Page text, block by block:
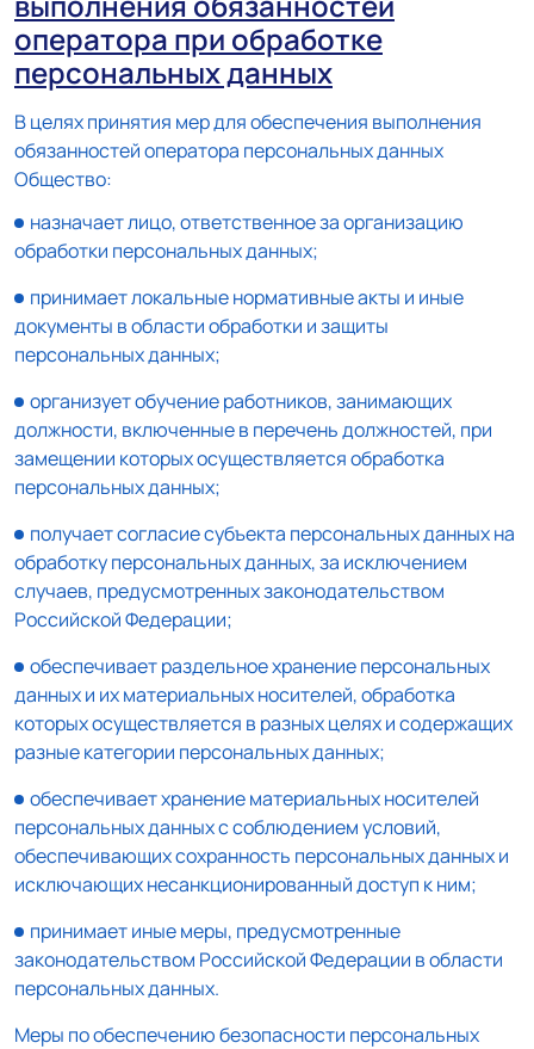
оператора при обработке
персональных данных
В целях принятия мер для обеспечения выполнения
обязанностей оператора персональных данных
Общество:
назначает лицо, ответственное за организацию
обработки персональных данных;
принимает локальные нормативные акты и иные
документы в области обработки и защиты
персональных данных;
организует обучение работников, занимающих
должности, включенные в перечень должностей, при
замещении которых осуществляется обработка
персональных данных;
получает согласие субъекта персональных данных на
обработку персональных данных, за исключением
случаев, предусмотренных законодательством
Российской Федерации;
обеспечивает раздельное хранение персональных
данных и их материальных носителей, обработка
которых осуществляется в разных целях и содержащих
разные категории персональных данных;
обеспечивает хранение материальных носителей
персональных данных с соблюдением условий,
обеспечивающих сохранность персональных данных и
исключающих несанкционированный доступ к ним;
принимает иные меры, предусмотренные
законодательством Российской Федерации в области
персональных данных.
Меры по обеспечению безопасности персональных